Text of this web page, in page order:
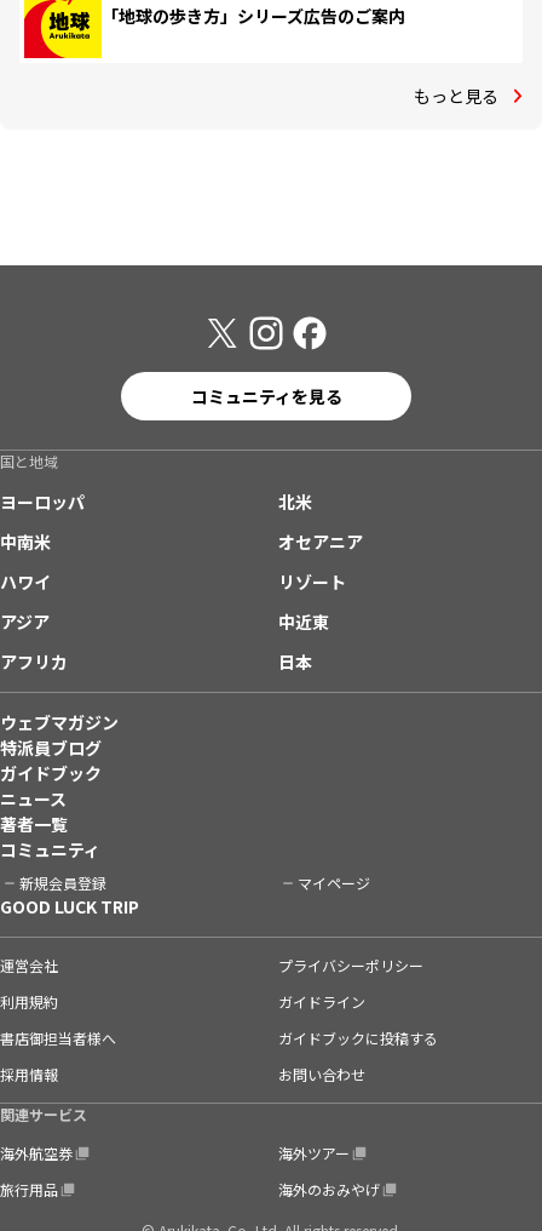
「地球の歩き方」シリーズ広告のご案内
もっと見る
コミュニティを見る
国と地域
ヨーロッパ
北米
中南米
オセアニア
ハワイ
リゾート
アジア
中近東
アフリカ
日本
ウェブマガジン
特派員ブログ
ガイドブック
ニュース
著者一覧
コミュニティ
新規会員登録 マイページ
GOOD LUCK TRIP
運営会社
プライバシーポリシー
利用規約
ガイドライン
書店御担当者様へ
ガイドブックに投稿する
採用情報
お問い合わせ
関連サービス
海外航空券
海外ツアー
旅行用品
海外のおみやげ